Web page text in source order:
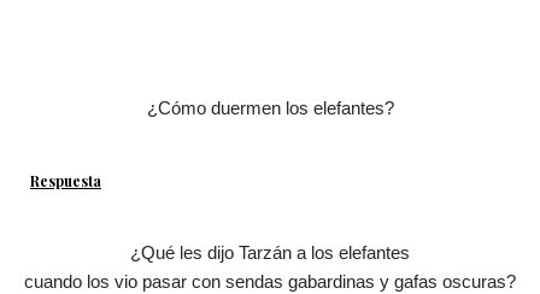
¿Cómo duermen los elefantes?
Respuesta
¿Qué les dijo Tarzán a los elefantes
cuando los vio pasar con sendas gabardinas y gafas oscuras?